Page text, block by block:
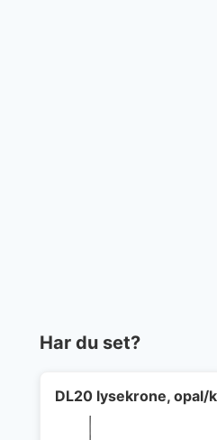
Har du set?
DL20 lysekrone, opal/